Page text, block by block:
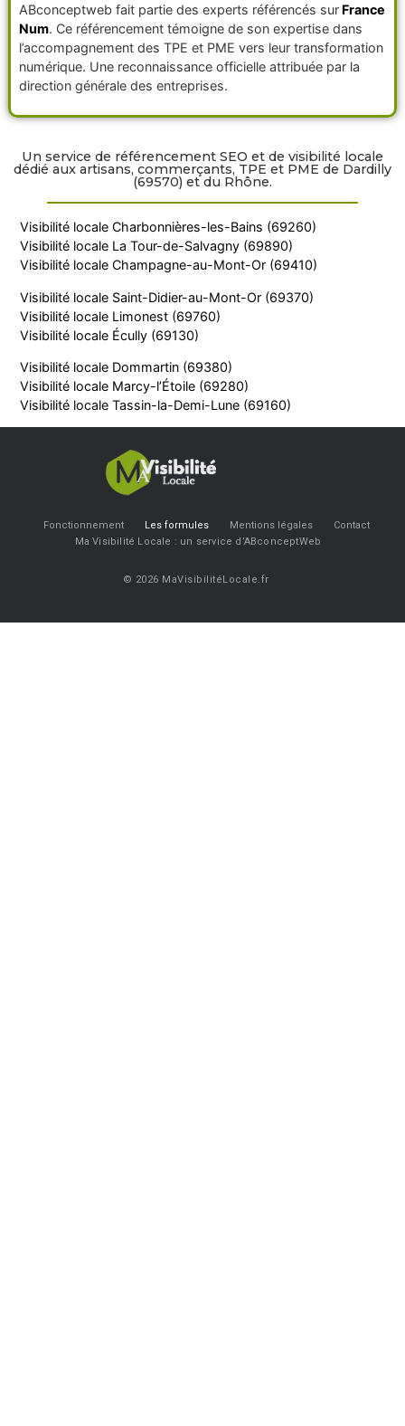
ABconceptweb fait partie des experts référencés surFrance
Num. Ce référencement témoigne de son expertise dans
l’accompagnement des TPE et PME vers leur transformation
numérique. Une reconnaissance officielle attribuée par la
direction générale des entreprises.
Un service de référencement SEO et de visibilité locale
dédié aux artisans, commerçants, TPE et PME de Dardilly
(69570) et du Rhône.
Visibilité locale Charbonnières-les-Bains (69260)
Visibilité locale La Tour-de-Salvagny (69890)
Visibilité locale Champagne-au-Mont-Or (69410)
Visibilité locale Saint-Didier-au-Mont-Or (69370)
Visibilité locale Limonest (69760)
Visibilité locale Écully (69130)
Visibilité locale Dommartin (69380)
Visibilité locale Marcy-l’Étoile (69280)
Visibilité locale Tassin-la-Demi-Lune (69160)
Fonctionnement Les formules Mentions légales
Contact
Ma Visibilité Locale : un service d’ABconceptWeb
© 2026 MaVisibilitéLocale.fr